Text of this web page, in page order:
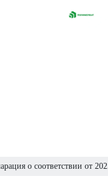
о соответствии от